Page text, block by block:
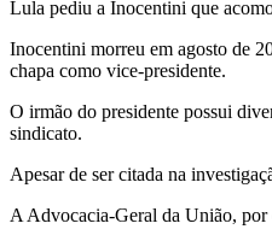
Lula pediu a Inocentini que
Inocentini morreu em agosto de
chapa como vice-presidente.
O irmão do presidente possui
sindicato.
Apesar de ser citada na
A Advocacia-Geral da União, por